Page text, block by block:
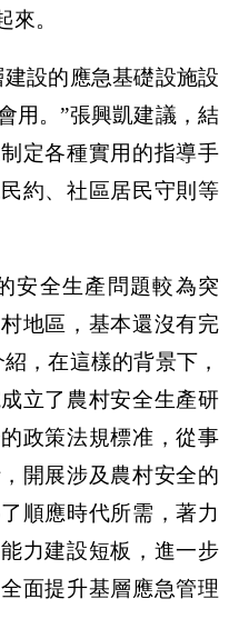
。
設的應急基礎設施設
用。”張興凱建議，結
定各種實用的指導手
約、社區居民守則等
安全生產問題較為突
地區，基本還沒有完
，在這樣的背景下，
立了農村安全生產研
政策法規標准，從事
開展涉及農村安全的
順應時代所需，著力
力建設短板，進一步
面提升基層應急管理